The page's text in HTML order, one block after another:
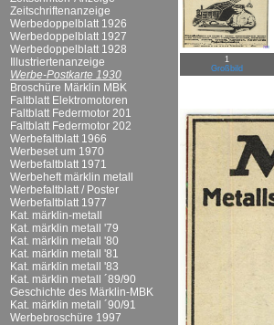
Zeitschriftenanzeige
Werbedoppelblatt 1926
Werbedoppelblatt 1927
Werbedoppelblatt 1928
Illustriertenanzeige
Werbe-Postkarte 1930
Broschüre Märklin MBK
Faltblatt Elektromotoren
Faltblatt Federmotor 201
Faltblatt Federmotor 202
Werbefaltblatt 1966
Werbeset um 1970
Werbefaltblatt 1971
Werbeheft märklin metall
Werbefaltblatt / Poster
Werbefaltblatt 1977
Kat. märklin-metall
Kat. märklin metall '79
Kat. märklin metall '80
Kat. märklin metall '81
Kat. märklin metall '83
Kat. märklin metall ´89/90
Geschichte des Märklin-MBK
Kat. märklin metall ´90/91
Werbebroschüre 1997
1
Großbild